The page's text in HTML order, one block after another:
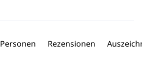
Personen Rezensionen